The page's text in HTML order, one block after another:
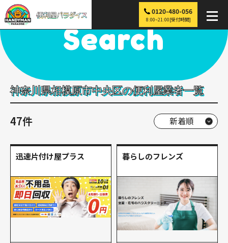
0120-480-056
8:00~21:00[受付時間]
便利屋パラダイス > 探す 神奈川 > 相模原市中央区
Search
神奈川県相模原市中央区の便利屋業者一覧
47件
迅速片付け屋プラス 暮らしのフレンズ